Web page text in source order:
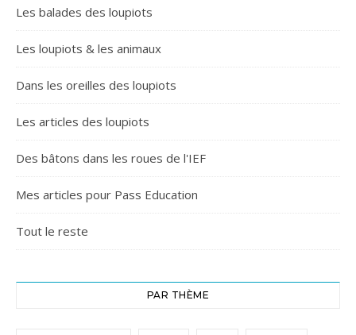
Les balades des loupiots
Les loupiots & les animaux
Dans les oreilles des loupiots
Les articles des loupiots
Des bâtons dans les roues de l'IEF
Mes articles pour Pass Education
Tout le reste
PAR THÈME